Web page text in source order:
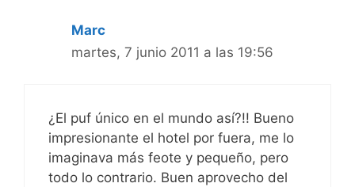
Marc
martes, 7 junio 2011 a las 19:56
¿El puf único en el mundo así?!! Bueno
impresionante el hotel por fuera, me lo
imaginava más feote y pequeño, pero
todo lo contrario. Buen aprovecho del